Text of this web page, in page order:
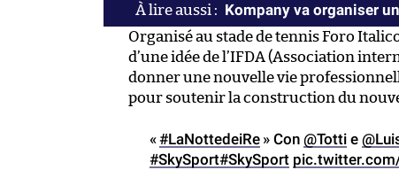
Kompany va organiser
Organisé au stade de tennis Foro
d’une idée de l’IFDA (Association
donner une nouvelle vie
pour soutenir la construction du
«#LaNottedeiRe » Con @Totti e
#SkySport#SkySport